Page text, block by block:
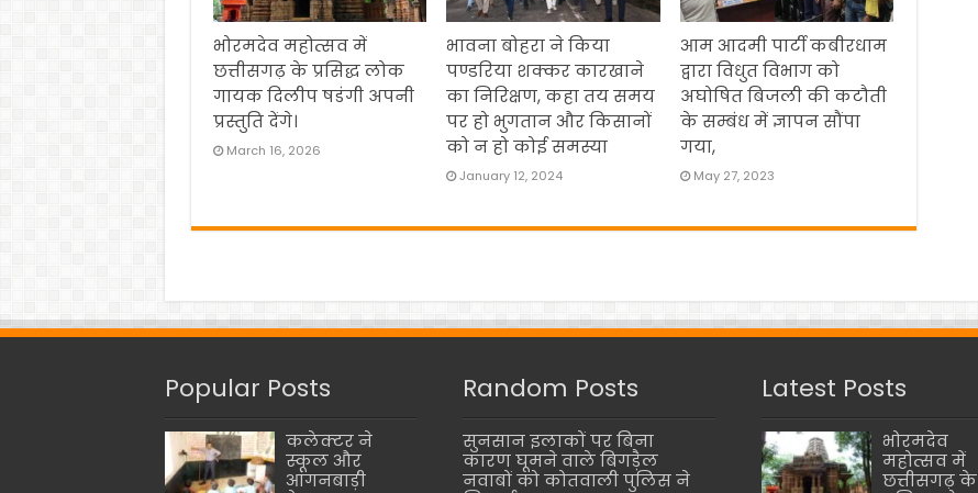
भोरमदेव महोत्सव में
छत्तीसगढ़ के प्रसिद्ध लोक
गायक दिलीप षडंगी अपनी
प्रस्तुति देंगे।
March 16, 2026
भावना बोहरा ने किया
पण्डरिया शक्कर कारखाने
का निरिक्षण, कहा तय समय
पर हो भुगतान और किसानों
को न हो कोई समस्या
January 12, 2024
आम आदमी पार्टी कबीरधाम
द्वारा विधुत विभाग को
अघोषित बिजली की कटौती
के सम्बंध में ज्ञापन सौंपा
गया,
May 27, 2023
Popular Posts
कलेक्टर ने
स्कूल और
आंगनबाड़ी
Random Posts
सुनसान इलाकों पर बिना
कारण घूमने वाले बिगड़ैल
नवाबों को कोतवाली पुलिस ने
Latest Posts
भोरमदेव
महोत्सव में
छत्तीसगढ़ के